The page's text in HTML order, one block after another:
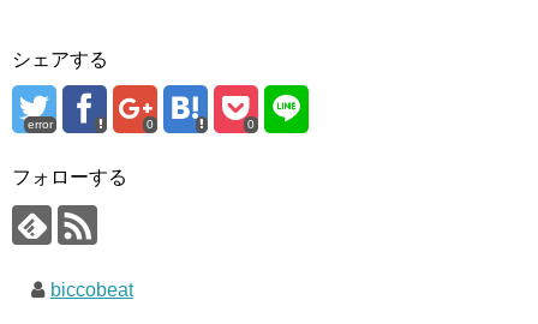
シェアする
error 0 0
フォローする
biccobeat